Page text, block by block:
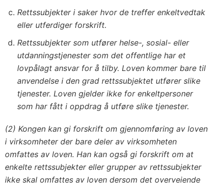
Rettssubjekter i saker hvor de treffer enkeltvedtak
eller utferdiger forskrift.
Rettssubjekter som utfører helse-, sosial- eller
utdanningstjenester som det offentlige har et
lovpålagt ansvar for å tilby. Loven kommer bare til
anvendelse i den grad rettssubjektet utfører slike
tjenester. Loven gjelder ikke for enkeltpersoner
som har fått i oppdrag å utføre slike tjenester.
(2) Kongen kan gi forskrift om gjennomføring av loven
i virksomheter der bare deler av virksomheten
omfattes av loven. Han kan også gi forskrift om at
enkelte rettssubjekter eller grupper av rettssubjekter
ikke skal omfattes av loven dersom det overveiende